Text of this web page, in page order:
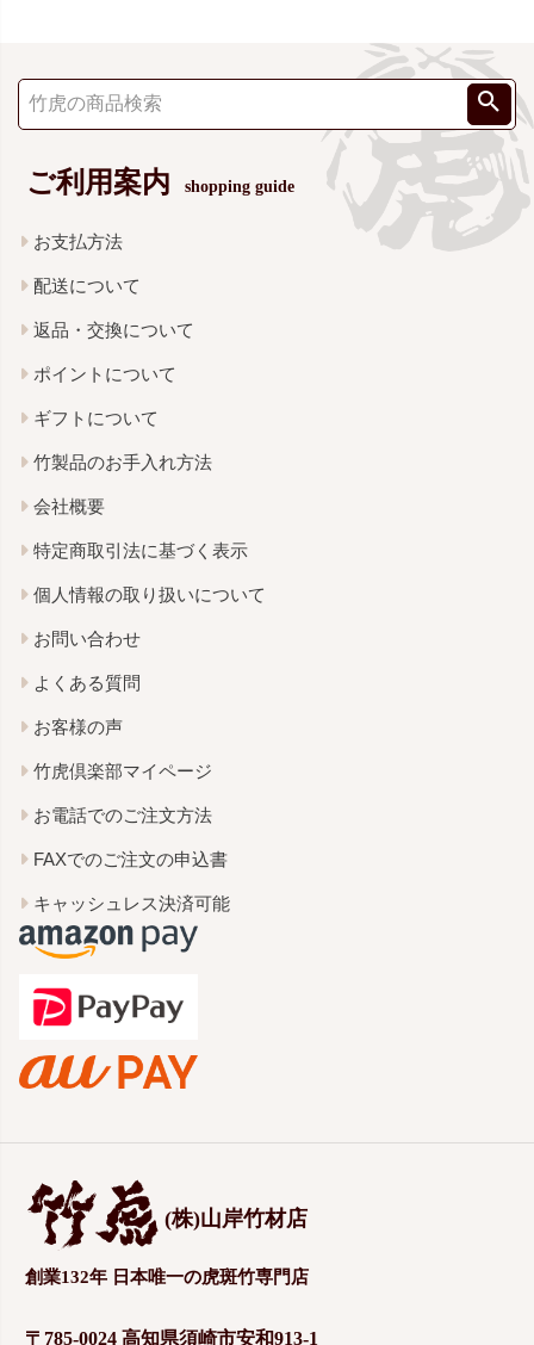
ご利用案内 shopping guide
お支払方法
配送について
返品・交換について
ポイントについて
ギフトについて
竹製品のお手入れ方法
会社概要
特定商取引法に基づく表示
個人情報の取り扱いについて
お問い合わせ
よくある質問
お客様の声
竹虎倶楽部マイページ
お電話でのご注文方法
FAXでのご注文の申込書
キャッシュレス決済可能
(株)山岸竹材店
創業132年 日本唯一の虎斑竹専門店
〒785-0024 高知県須崎市安和913-1